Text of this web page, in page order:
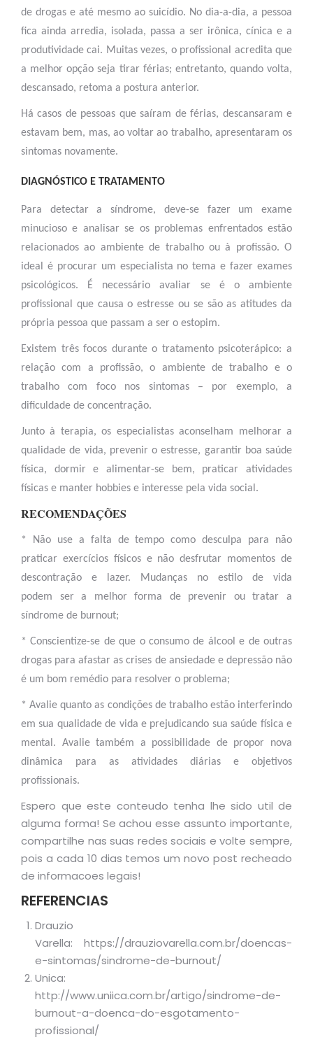
de drogas e até mesmo ao suicídio. No dia-a-dia, a pessoa
fica ainda arredia, isolada, passa a ser irônica, cínica e a
produtividade cai. Muitas vezes, o profissional acredita que
a melhor opção seja tirar férias; entretanto, quando volta,
descansado, retoma a postura anterior.
Há casos de pessoas que saíram de férias, descansaram e
estavam bem, mas, ao voltar ao trabalho, apresentaram os
sintomas novamente.
DIAGNÓSTICO E TRATAMENTO
Para detectar a síndrome, deve-se fazer um exame
minucioso e analisar se os problemas enfrentados estão
relacionados ao ambiente de trabalho ou à profissão. O
ideal é procurar um especialista no tema e fazer exames
psicológicos. É necessário avaliar se é o ambiente
profissional que causa o estresse ou se são as atitudes da
própria pessoa que passam a ser o estopim.
Existem três focos durante o tratamento psicoterápico: a
relação com a profissão, o ambiente de trabalho e o
trabalho com foco nos sintomas – por exemplo, a
dificuldade de concentração.
Junto à terapia, os especialistas aconselham melhorar a
qualidade de vida, prevenir o estresse, garantir boa saúde
física, dormir e alimentar-se bem, praticar atividades
físicas e manter hobbies e interesse pela vida social.
RECOMENDAÇÕES
* Não use a falta de tempo como desculpa para não
praticar exercícios físicos e não desfrutar momentos de
descontração e lazer. Mudanças no estilo de vida
podem ser a melhor forma de prevenir ou tratar a
síndrome de burnout;
* Conscientize-se de que o consumo de álcool e de outras
drogas para afastar as crises de ansiedade e depressão não
é um bom remédio para resolver o problema;
* Avalie quanto as condições de trabalho estão interferindo
em sua qualidade de vida e prejudicando sua saúde física e
mental. Avalie também a possibilidade de propor nova
dinâmica para as atividades diárias e objetivos
profissionais.
Espero que este conteudo tenha lhe sido util de
alguma forma! Se achou esse assunto importante,
compartilhe nas suas redes sociais e volte sempre,
pois a cada 10 dias temos um novo post recheado
de informacoes legais!
REFERENCIAS
Drauzio
Varella: https://drauziovarella.com.br/doencas-
e-sintomas/sindrome-de-burnout/
Unica:
http://www.uniica.com.br/artigo/sindrome-de-
burnout-a-doenca-do-esgotamento-
profissional/